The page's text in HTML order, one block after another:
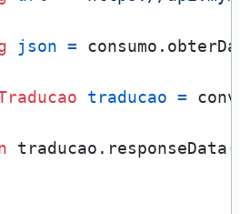
json =
traducao =